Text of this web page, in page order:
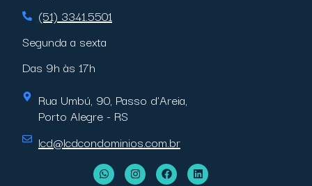
(51) 3341.5501
Segunda a sexta
Das 9h às 17h
Rua Umbú, 90, Passo d’Areia,
Porto Alegre - RS
lcd@lcdcondominios.com.br